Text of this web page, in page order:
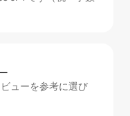
ューを参考に選び